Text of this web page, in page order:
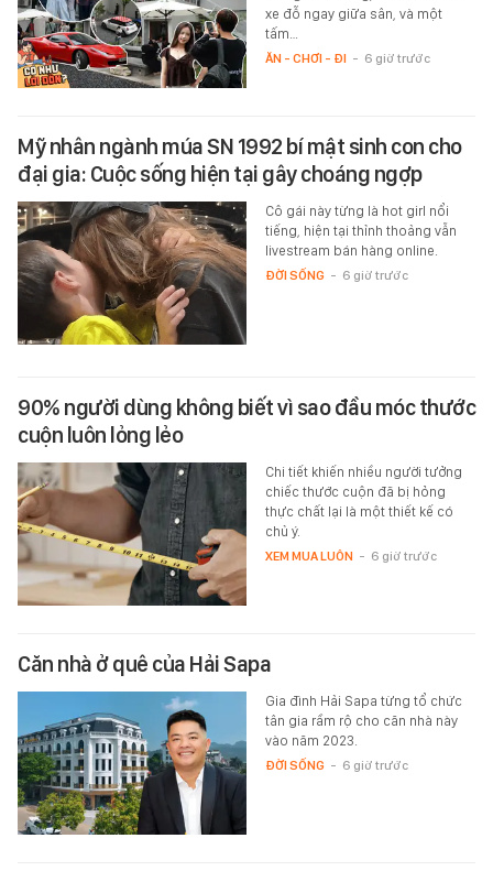
xe đỗ ngay giữa sân, và một
tấm…
ĂN - CHƠI - ĐI - 6 giờ trước
Mỹ nhân ngành múa SN 1992 bí mật sinh con cho
đại gia: Cuộc sống hiện tại gây choáng ngợp
Cô gái này từng là hot girl nổi
tiếng, hiện tại thỉnh thoảng vẫn
livestream bán hàng online.
ĐỜI SỐNG - 6 giờ trước
90% người dùng không biết vì sao đầu móc thước
cuộn luôn lỏng lẻo
Chi tiết khiến nhiều người tưởng
chiếc thước cuộn đã bị hỏng
thực chất lại là một thiết kế có
chủ ý.
XEM MUA LUÔN - 6 giờ trước
Căn nhà ở quê của Hải Sapa
Gia đình Hải Sapa từng tổ chức
tân gia rầm rộ cho căn nhà này
vào năm 2023.
ĐỜI SỐNG - 6 giờ trước